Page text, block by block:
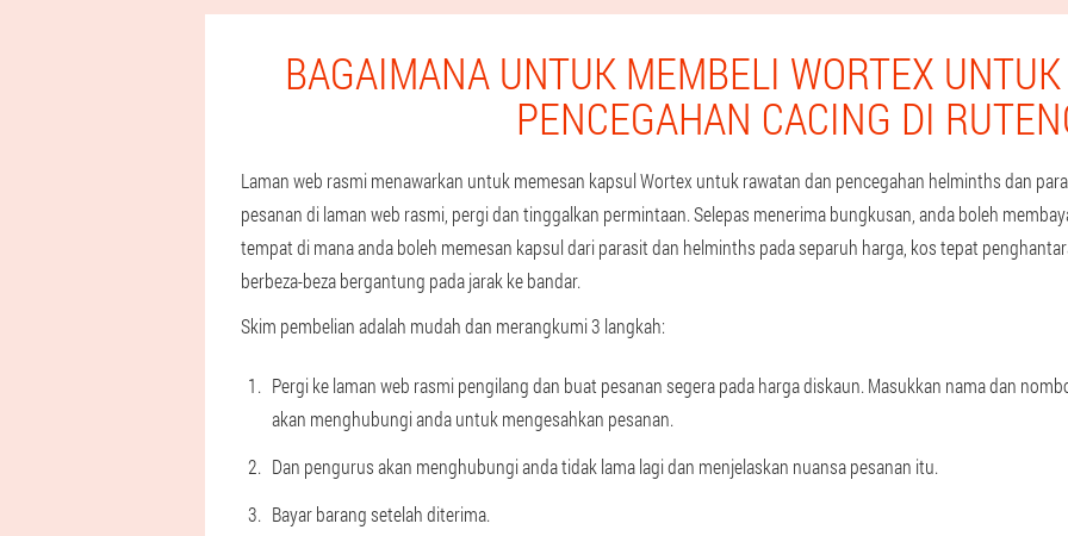
BAGAIMANA UNTUK MEMBELI WORTEX
PENCEGAHAN CACING DI
Laman web rasmi menawarkan untuk memesan kapsul Wortex untuk rawatan dan pencegahan helminths dan
pesanan di laman web rasmi, pergi dan tinggalkan permintaan. Selepas menerima bungkusan, anda boleh
tempat di mana anda boleh memesan kapsul dari parasit dan helminths pada separuh harga, kos tepat
berbeza-beza bergantung pada jarak ke bandar.
Skim pembelian adalah mudah dan merangkumi 3 langkah:
Pergi ke laman web rasmi pengilang dan buat pesanan segera pada harga diskaun. Masukkan nama dan
akan menghubungi anda untuk mengesahkan pesanan.
Dan pengurus akan menghubungi anda tidak lama lagi dan menjelaskan nuansa pesanan itu.
Bayar barang setelah diterima.